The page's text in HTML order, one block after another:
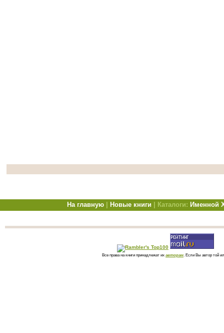
На главную Новые книги | Каталоги: Именной
Все права на книги принадлежат их авторам. Если Вы автор той